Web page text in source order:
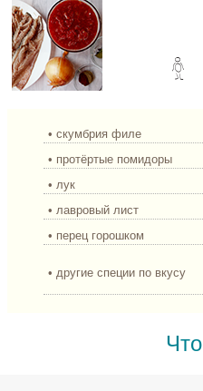
• скумбрия филе
• протёртые помидоры
• лук
• лавровый лист
• перец горошком
• другие специи по вкусу